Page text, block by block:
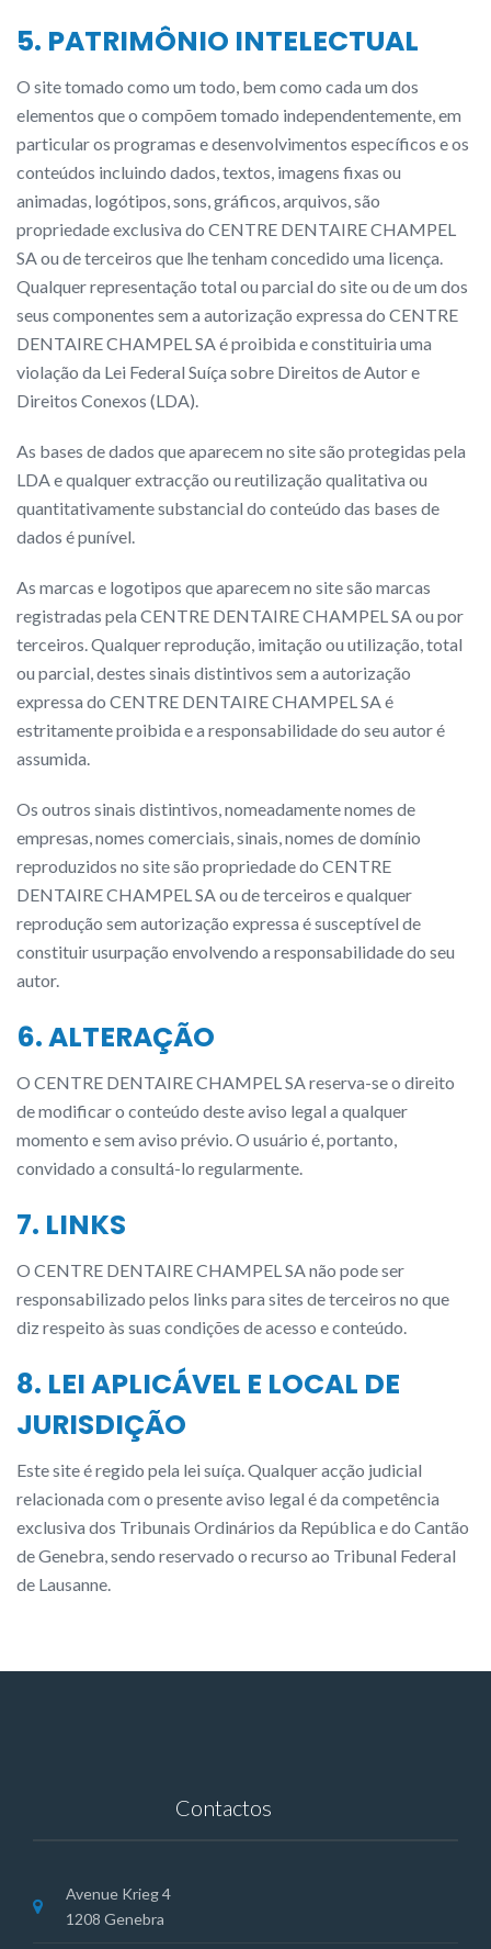
5. PATRIMÔNIO INTELECTUAL
O site tomado como um todo, bem como cada um dos
elementos que o compõem tomado independentemente, em
particular os programas e desenvolvimentos específicos e os
conteúdos incluindo dados, textos, imagens fixas ou
animadas, logótipos, sons, gráficos, arquivos, são
propriedade exclusiva do CENTRE DENTAIRE CHAMPEL
SA ou de terceiros que lhe tenham concedido uma licença.
Qualquer representação total ou parcial do site ou de um dos
seus componentes sem a autorização expressa do CENTRE
DENTAIRE CHAMPEL SA é proibida e constituiria uma
violação da Lei Federal Suíça sobre Direitos de Autor e
Direitos Conexos (LDA).
As bases de dados que aparecem no site são protegidas pela
LDA e qualquer extracção ou reutilização qualitativa ou
quantitativamente substancial do conteúdo das bases de
dados é punível.
As marcas e logotipos que aparecem no site são marcas
registradas pela CENTRE DENTAIRE CHAMPEL SA ou por
terceiros. Qualquer reprodução, imitação ou utilização, total
ou parcial, destes sinais distintivos sem a autorização
expressa do CENTRE DENTAIRE CHAMPEL SA é
estritamente proibida e a responsabilidade do seu autor é
assumida.
Os outros sinais distintivos, nomeadamente nomes de
empresas, nomes comerciais, sinais, nomes de domínio
reproduzidos no site são propriedade do CENTRE
DENTAIRE CHAMPEL SA ou de terceiros e qualquer
reprodução sem autorização expressa é susceptível de
constituir usurpação envolvendo a responsabilidade do seu
autor.
6. ALTERAÇÃO
O CENTRE DENTAIRE CHAMPEL SA reserva-se o direito
de modificar o conteúdo deste aviso legal a qualquer
momento e sem aviso prévio. O usuário é, portanto,
convidado a consultá-lo regularmente.
7. LINKS
O CENTRE DENTAIRE CHAMPEL SA não pode ser
responsabilizado pelos links para sites de terceiros no que
diz respeito às suas condições de acesso e conteúdo.
8. LEI APLICÁVEL E LOCAL DE
JURISDIÇÃO
Este site é regido pela lei suíça. Qualquer acção judicial
relacionada com o presente aviso legal é da competência
exclusiva dos Tribunais Ordinários da República e do Cantão
de Genebra, sendo reservado o recurso ao Tribunal Federal
de Lausanne.
Contactos
Avenue Krieg 4
1208 Genebra